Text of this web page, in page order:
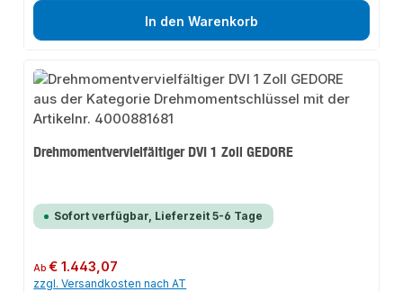
In den Warenkorb
Drehmomentvervielfältiger DVI 1 Zoll GEDORE
Sofort verfügbar, Lieferzeit 5-6 Tage
Regulärer Preis:
Ab€ 1.443,07
zzgl. Versandkosten nach AT